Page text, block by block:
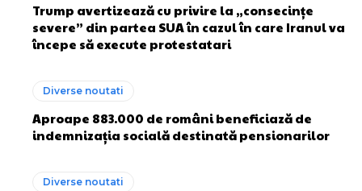
Trump avertizează cu privire la „consecințe
severe” din partea SUA în cazul în care Iranul va
începe să execute protestatari
Diverse noutati
Aproape 883.000 de români beneficiază de
indemnizația socială destinată pensionarilor
Diverse noutati